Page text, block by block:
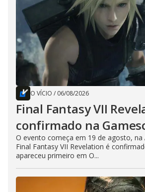
O VÍCIO / 06/08/2026
Final Fantasy VII
confirmado na
O evento começa em 19 de agosto, na
Final Fantasy VII Revelation é
apareceu primeiro em O...